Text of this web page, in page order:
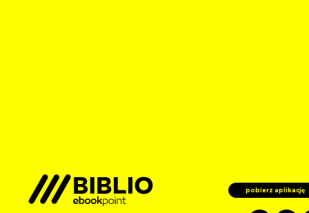
pobierz aplikację